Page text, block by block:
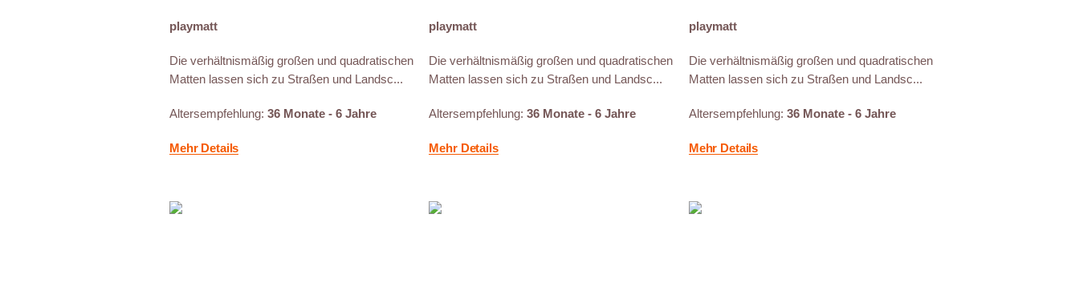
playmatt
Die verhältnismäßig großen und quadratischen
Matten lassen sich zu Straßen und Landsc...
Altersempfehlung:36 Monate - 6 Jahre
Mehr Details
playmatt
Die verhältnismäßig großen und quadratischen
Matten lassen sich zu Straßen und Landsc...
Altersempfehlung:36 Monate - 6 Jahre
Mehr Details
playmatt
Die verhältnismäßig großen und quadratischen
Matten lassen sich zu Straßen und Landsc...
Altersempfehlung: 36 Monate - 6 Jahre
Mehr Details